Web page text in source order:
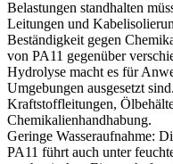
Belastungen standhalten
Leitungen und
Beständigkeit gegen
von PA11 gegenüber
Hydrolyse macht es für
Umgebungen ausgesetzt
Kraftstoffleitungen,
Chemikalienhandhabung.
Geringe Wasseraufnahme:
PA11 führt auch unter